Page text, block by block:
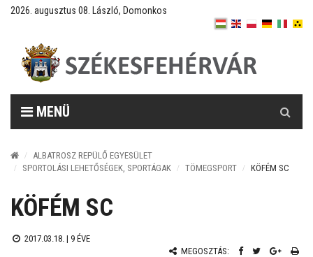
2026. augusztus 08. László, Domonkos
MENÜ
ALBATROSZ REPÜLŐ EGYESÜLET
SPORTOLÁSI LEHETŐSÉGEK, SPORTÁGAK
TÖMEGSPORT KÖFÉM SC
KÖFÉM SC
2017.03.18. | 9 ÉVE
MEGOSZTÁS: